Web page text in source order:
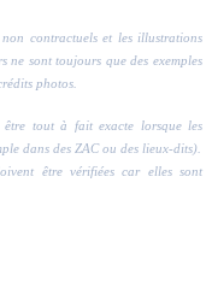
non contractuels et les illustrations
ne sont toujours que des exemples
photos.
être tout à fait exacte lorsque les
dans des ZAC ou des lieux-dits).
être vérifiées car elles sont